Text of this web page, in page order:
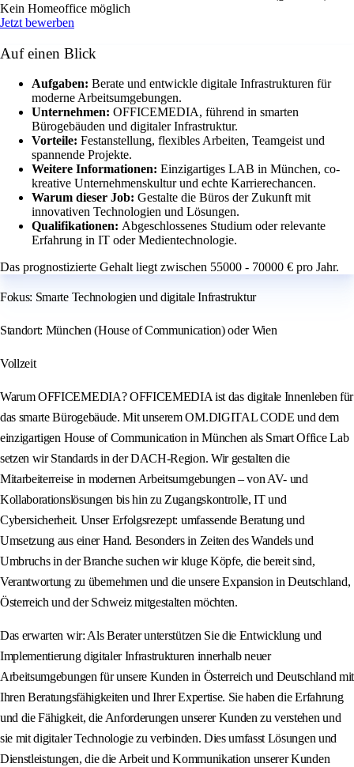
Kein Homeoffice möglich
Jetzt bewerben
Auf einen Blick
Aufgaben: Berate und entwickle digitale Infrastrukturen für
moderne Arbeitsumgebungen.
Unternehmen: OFFICEMEDIA, führend in smarten
Bürogebäuden und digitaler Infrastruktur.
Vorteile: Festanstellung, flexibles Arbeiten, Teamgeist und
spannende Projekte.
Weitere Informationen: Einzigartiges LAB in München, co-
kreative Unternehmenskultur und echte Karrierechancen.
Warum dieser Job: Gestalte die Büros der Zukunft mit
innovativen Technologien und Lösungen.
Qualifikationen: Abgeschlossenes Studium oder relevante
Erfahrung in IT oder Medientechnologie.
Das prognostizierte Gehalt liegt zwischen 55000 - 70000 € pro Jahr.
Fokus: Smarte Technologien und digitale Infrastruktur
Standort: München (House of Communication) oder Wien
Vollzeit
Warum OFFICEMEDIA? OFFICEMEDIA ist das digitale Innenleben für
das smarte Bürogebäude. Mit unserem OM.DIGITAL CODE und dem
einzigartigen House of Communication in München als Smart Office Lab
setzen wir Standards in der DACH-Region. Wir gestalten die
Mitarbeiterreise in modernen Arbeitsumgebungen – von AV- und
Kollaborationslösungen bis hin zu Zugangskontrolle, IT und
Cybersicherheit. Unser Erfolgsrezept: umfassende Beratung und
Umsetzung aus einer Hand. Besonders in Zeiten des Wandels und
Umbruchs in der Branche suchen wir kluge Köpfe, die bereit sind,
Verantwortung zu übernehmen und die unsere Expansion in Deutschland,
Österreich und der Schweiz mitgestalten möchten.
Das erwarten wir: Als Berater unterstützen Sie die Entwicklung und
Implementierung digitaler Infrastrukturen innerhalb neuer
Arbeitsumgebungen für unsere Kunden in Österreich und Deutschland mit
Ihren Beratungsfähigkeiten und Ihrer Expertise. Sie haben die Erfahrung
und die Fähigkeit, die Anforderungen unserer Kunden zu verstehen und
sie mit digitaler Technologie zu verbinden. Dies umfasst Lösungen und
Dienstleistungen, die die Arbeit und Kommunikation unserer Kunden